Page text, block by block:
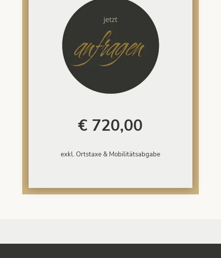
€ 720,00
exkl. Ortstaxe & Mobilitätsabgabe